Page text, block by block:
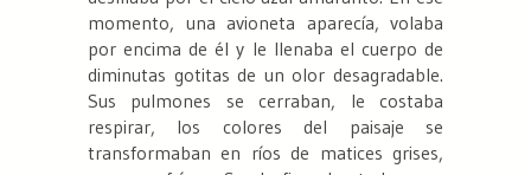
momento, una avioneta aparecía, volaba
por encima de él y le llenaba el cuerpo de
diminutas gotitas de un olor desagradable.
Sus pulmones se cerraban, le costaba
respirar, los colores del paisaje se
transformaban en ríos de matices grises,